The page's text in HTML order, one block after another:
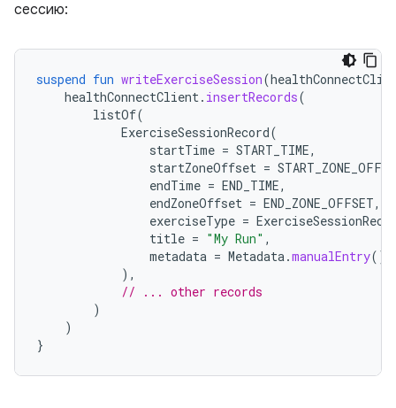
сессию:
suspend fun writeExerciseSession(
healthConnectClient. insertRecords(
listOf(
ExerciseSessionRecord(
startTime = START_TIME,
startZoneOffset =
endTime = END_TIME,
endZoneOffset = END_ZONE_OFFSET,
exerciseType =
title = "My Run" ,
metadata = Metadata.manualEntry()
),
// ... other records
)
)
}